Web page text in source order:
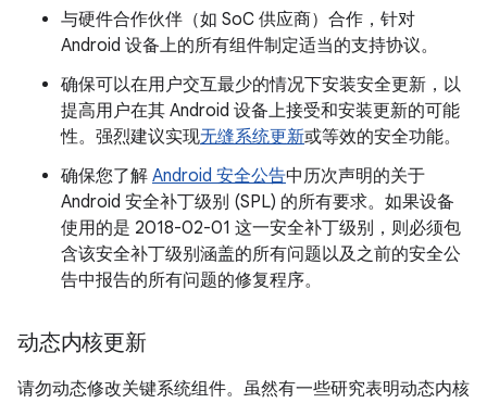
与硬件合作伙伴（如 SoC 供应商）合作，针对
Android 设备上的所有组件制定适当的支持协议。
确保可以在用户交互最少的情况下安装安全更新，以
提高用户在其 Android 设备上接受和安装更新的可能
性。强烈建议实现无缝系统更新或等效的安全功能。
确保您了解 Android 安全公告中历次声明的关于
Android 安全补丁级别 (SPL) 的所有要求。如果设备
使用的是 2018-02-01 这一安全补丁级别，则必须包
含该安全补丁级别涵盖的所有问题以及之前的安全公
告中报告的所有问题的修复程序。
动态内核更新
请勿动态修改关键系统组件。虽然有一些研究表明动态内核